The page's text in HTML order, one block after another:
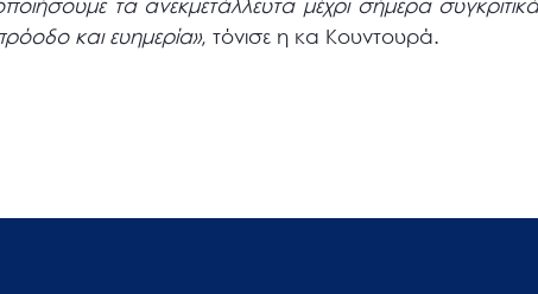
και ευημερία», τόνισε η κα Κουντουρά.